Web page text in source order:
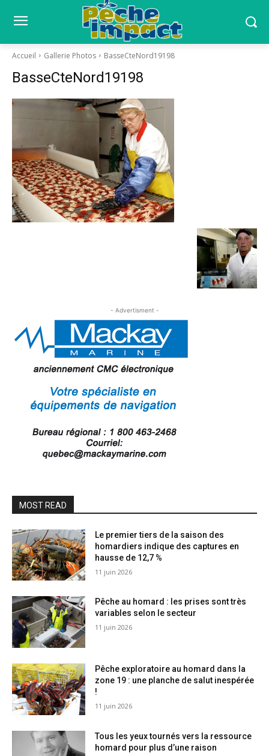
Accueil Gallerie Photos BasseCteNord19198
BasseCteNord19198
- Advertisment -
MOST READ
Le premier tiers de la saison des
homardiers indique des captures en
hausse de 12,7 %
11 juin 2026
Pêche au homard : les prises sont très
variables selon le secteur
11 juin 2026
Pêche exploratoire au homard dans la
zone 19 : une planche de salut inespérée
!
11 juin 2026
Tous les yeux tournés vers la ressource
homard pour plus d’une raison